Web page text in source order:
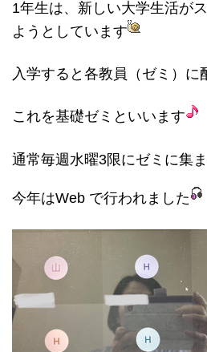
1年生は、新しい大学生活が
ようとしています
入学すると各教員（ゼミ）に
これを基礎ゼミといいます
通常毎週水曜3限にゼミに集
今年はWeb で行われました